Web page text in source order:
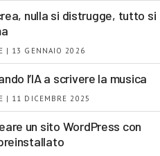
nulla si distrugge, tutto si
| 13 GENNAIO 2026
l’IA a scrivere la musica
| 11 DICEMBRE 2025
un sito WordPress con